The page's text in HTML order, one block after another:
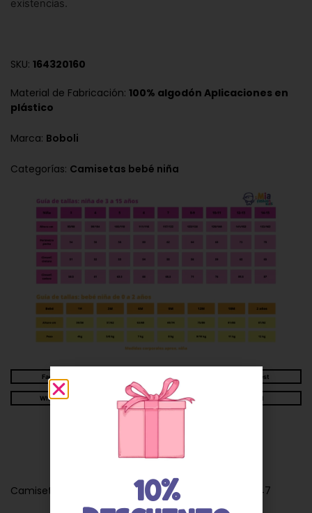
existencias.
SKU: 164320160
Material de Fabricación: 100% algodón Aplicaciones en
plástico
Marca: Boboli
Categorías: Camisetas bebé niña
Facebook Pinterest
WhatsApp Telegram Email
Descripción
Camiseta bebé niña y niña lentejuelas blanca 201047
10%